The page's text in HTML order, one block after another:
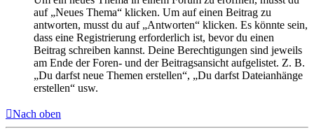
auf „Neues Thema“ klicken. Um auf einen Beitrag zu
antworten, musst du auf „Antworten“ klicken. Es könnte sein,
dass eine Registrierung erforderlich ist, bevor du einen
Beitrag schreiben kannst. Deine Berechtigungen sind jeweils
am Ende der Foren- und der Beitragsansicht aufgelistet. Z. B.
„Du darfst neue Themen erstellen“, „Du darfst Dateianhänge
erstellen“ usw.
Nach oben